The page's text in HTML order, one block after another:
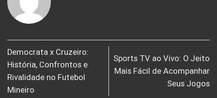
Democrata x Cruzeiro:
História, Confrontos e
Rivalidade no Futebol
Mineiro
Sports TV ao Vivo: O Jeito
Mais Fácil de Acompanhar
Seus Jogos